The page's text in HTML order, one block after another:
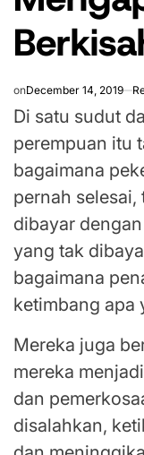
onDecember 14, 2019
Di satu sudut
perempuan itu
bagaimana
pernah
dibayar
yang tak
bagaimana
ketimbang apa
Mereka juga
mereka
dan
disalahkan,